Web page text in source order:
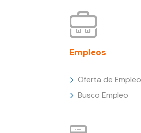
Empleos
Oferta de Empleo
Busco Empleo